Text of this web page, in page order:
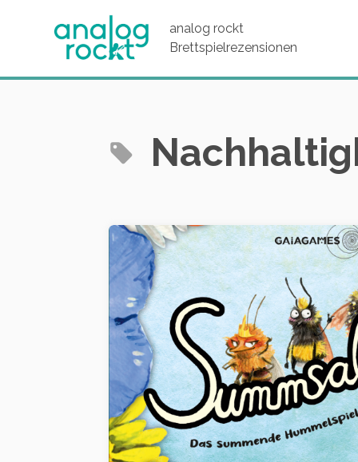
analog rockt
Brettspielrezensionen